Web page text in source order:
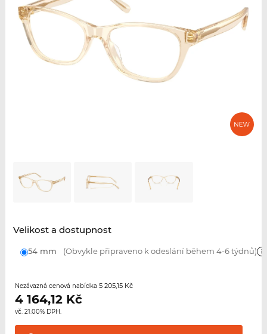
Velikost a dostupnost
54 mm (Obvykle připraveno k odeslání během 4-6 týdnů)
Nezávazná cenová nabídka 5 205,15 Kč
4 164,12Kč
vč. 21.00% DPH.